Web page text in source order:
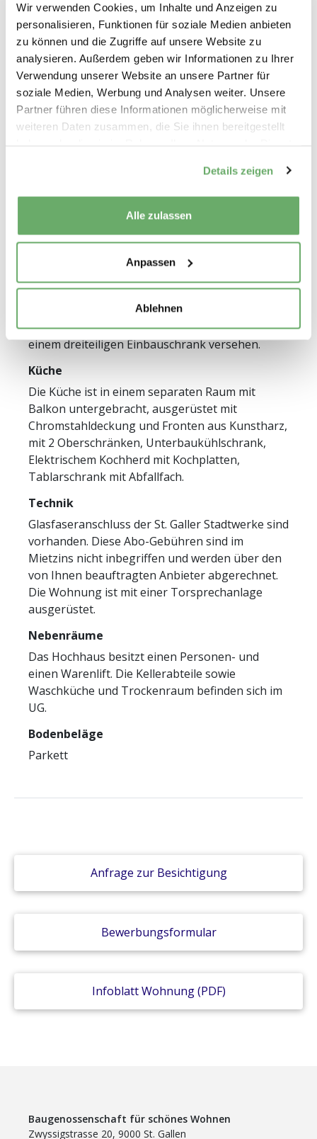
Wir verwenden Cookies, um Inhalte und Anzeigen zu
personalisieren, Funktionen für soziale Medien anbieten
zu können und die Zugriffe auf unsere Website zu
analysieren. Außerdem geben wir Informationen zu Ihrer
Verwendung unserer Website an unsere Partner für
soziale Medien, Werbung und Analysen weiter. Unsere
Partner führen diese Informationen möglicherweise mit
weiteren Daten zusammen, die Sie ihnen bereitgestellt
Details zeigen
Alle zulassen
Anpassen
Ablehnen
10
CHF 1800.-
ERSTELLUNGSJAHR
1972
LETZTE RENOVATION
2018
GESCHIRRSPÜLER
Nein
WOHNUNG MIT LIFT
Ja
ROLLSTUHLGÄNGIGE
WOHNUNG
Wohnungsbeschrieb
Das Wohn- und Schlafzimmer ist mit
Parkettböden belegt. Die Dusche hat einen
keramischen Bodenbelag. Der Korridor ist mit
einem dreiteiligen Einbauschrank versehen.
Küche
Die Küche ist in einem separaten Raum mit
Balkon untergebracht, ausgerüstet mit
Chromstahldeckung und Fronten aus Kunstharz,
mit 2 Oberschränken, Unterbaukühlschrank,
Elektrischem Kochherd mit Kochplatten,
Tablarschrank mit Abfallfach.
Technik
Glasfaseranschluss der St. Galler Stadtwerke sind
vorhanden. Diese Abo-Gebühren sind im
Mietzins nicht inbegriffen und werden über den
von Ihnen beauftragten Anbieter abgerechnet.
Die Wohnung ist mit einer Torsprechanlage
ausgerüstet.
Nebenräume
Das Hochhaus besitzt einen Personen- und
einen Warenlift. Die Kellerabteile sowie
Waschküche und Trockenraum befinden sich im
UG.
Bodenbeläge
Parkett
Anfrage zur Besichtigung
Bewerbungsformular
Infoblatt Wohnung (PDF)
Baugenossenschaft für schönes Wohnen
Zwyssigstrasse 20, 9000 St. Gallen